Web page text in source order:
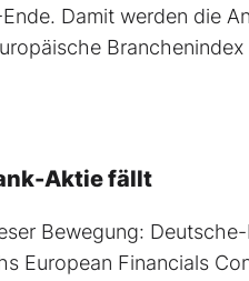
Damit werden die
Aktie fällt
Bewegung:
European Financials